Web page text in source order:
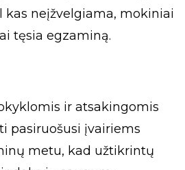
kas neįžvelgiama, mokiniai
tęsia egzaminą.
ir atsakingomis
pasiruošusi įvairiems
metu, kad užtikrintų